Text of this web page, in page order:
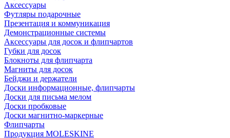
Аксессуары
Футляры подарочные
Презентация и коммуникация
Демонстрационные системы
Аксессуары для досок и флипчартов
Губки для досок
Блокноты для флипчарта
Магниты для досок
Бейджи и держатели
Доски информационные, флипчарты
Доски для письма мелом
Доски пробковые
Доски магнитно-маркерные
Флипчарты
Продукция MOLESKINE